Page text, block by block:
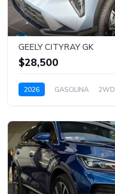
GEELY CITYRAY GK
$28,500
2026 GASOLINA 2WD